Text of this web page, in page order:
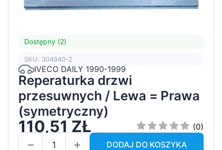
Dostępny (2)
SKU: 304940-2
IVECO DAILY 1990-1999
Reperaturka drzwi
przesuwnych / Lewa = Prawa
(symetryczny)
110,51 ZŁ
(0)
DODAJ DO KOSZYKA